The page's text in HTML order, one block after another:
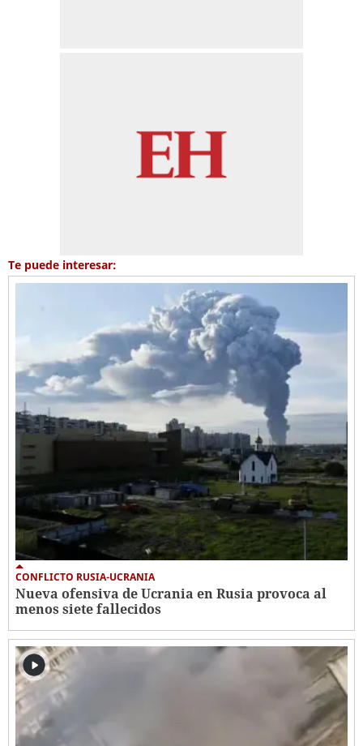
Te puede interesar:
CONFLICTO RUSIA-UCRANIA
Nueva ofensiva de Ucrania en Rusia provoca al
menos siete fallecidos